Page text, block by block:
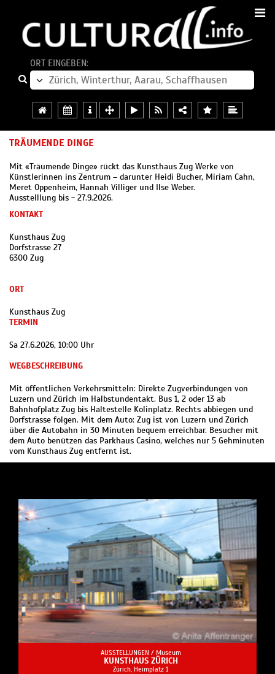
ORT EINGEBEN:
TRÄUMENDE DINGE
Mit «Träumende Dinge» rückt das Kunsthaus Zug Werke von
Künstlerinnen ins Zentrum – darunter Heidi Bucher, Miriam Cahn,
Meret Oppenheim, Hannah Villiger und Ilse Weber.
Ausstelllung bis - 27.9.2026.
KONTAKT
Kunsthaus Zug
Dorfstrasse 27
6300 Zug
ORT
Kunsthaus Zug
TERMIN
Sa 27.6.2026, 10:00 Uhr
WEGBESCHREIBUNG
Mit öffentlichen Verkehrsmitteln: Direkte Zugverbindungen von
Luzern und Zürich im Halbstundentakt. Bus 1, 2 oder 13 ab
Bahnhofplatz Zug bis Haltestelle Kolinplatz. Rechts abbiegen und
Dorfstrasse folgen. Mit dem Auto: Zug ist von Luzern und Zürich
über die Autobahn in 30 Minuten bequem erreichbar. Besucher mit
dem Auto benützen das Parkhaus Casino, welches nur 5 Gehminuten
vom Kunsthaus Zug entfernt ist.
AUSSTELLUNGEN / Museum
KUNSTHAUS ZÜRICH
Zürich, Heimplatz 1